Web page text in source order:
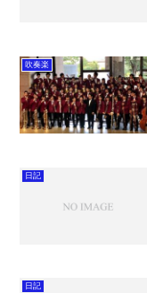
吹奏楽
日記
日記